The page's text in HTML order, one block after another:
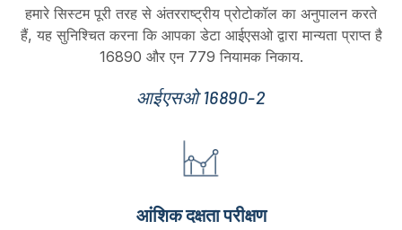
वैश्विक परीक्षण मानकों के लिए इंजीनियर
किया गया
हमारे सिस्टम पूरी तरह से अंतरराष्ट्रीय प्रोटोकॉल का अनुपालन करते
हैं, यह सुनिश्चित करना कि आपका डेटा आईएसओ द्वारा मान्यता प्राप्त है
16890 और एन 779 नियामक निकाय.